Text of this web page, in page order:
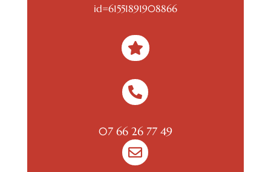
id=61551891908866


07 66 26 77 49
